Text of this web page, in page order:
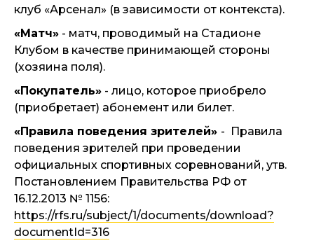
клуб «Арсенал» (в зависимости от контекста).
«Матч» - матч, проводимый на Стадионе
Клубом в качестве принимающей стороны
(хозяина поля).
«Покупатель» - лицо, которое приобрело
(приобретает) абонемент или билет.
«Правила поведения зрителей» - Правила
поведения зрителей при проведении
официальных спортивных соревнований, утв.
Постановлением Правительства РФ от
16.12.2013 № 1156:
https://rfs.ru/subject/1/documents/download?
documentId=316